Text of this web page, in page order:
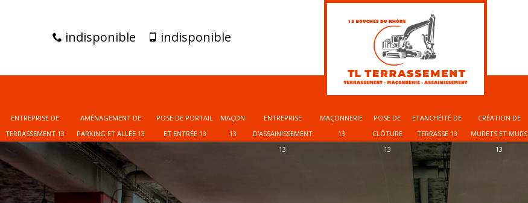
indisponible indisponible
ENTREPRISE DE
TERRASSEMENT 13
AMÉNAGEMENT DE
PARKING ET ALLÉE 13
POSE DE PORTAIL
ET ENTRÉE 13
MAÇON
13
ENTREPRISE
D'ASSAINISSEMENT
13
MAÇONNERIE
13
POSE DE
CLÔTURE
13
ETANCHÉITÉ DE
TERRASSE 13
CRÉATION DE
MURETS ET MURS
13